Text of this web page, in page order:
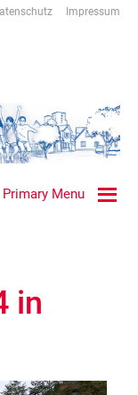
Impressum
Primary Menu
in